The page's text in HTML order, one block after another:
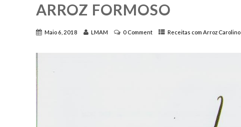
ARROZ FORMOSO
Maio 6, 2018 LMAM 0 Comment Receitas com Arroz Carolino